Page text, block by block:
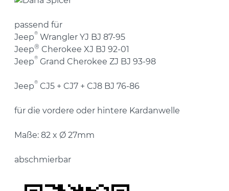
passend für
Jeep® Wrangler YJ BJ 87-95
Jeep® Cherokee XJ BJ 92-01
Jeep® Grand Cherokee ZJ BJ 93-98
Jeep® CJ5 + CJ7 + CJ8 BJ 76-86
für die vordere oder hintere Kardanwelle
Maße: 82 x Ø 27mm
abschmierbar